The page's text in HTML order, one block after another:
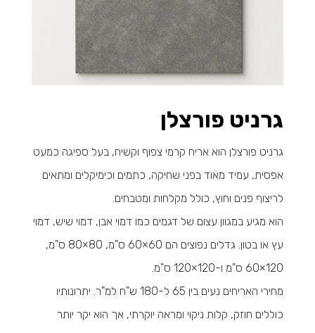
גרניט פורצלן
גרניט פורצלן הוא אריח קרמי צפוף וקשיח, בעל ספיגה כמעט
אפסית, עמיד מאוד בפני שחיקה, כתמים וכימיקלים ומתאים
לריצוף פנים וחוץ, כולל מקלחות ומטבחים.
הוא מגיע במגוון עצום של דגמים כמו דמוי אבן, דמוי שיש, דמוי
עץ או בטון. גדלים נפוצים הם 60×60 ס"מ, 80×80 ס"מ,
120×60 ס"מ ו-120×120 ס"מ.
מחירי האריחים נעים בין 65 ל-180 ש"ח למ"ר. יתרונותיו
כוללים חוזק, קלות ניקוי ומראה יוקרתי, אך הוא יקר יותר